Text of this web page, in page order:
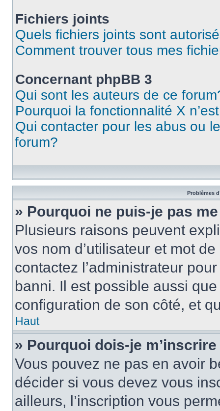
Fichiers joints
Quels fichiers joints sont
Comment trouver tous mes
Concernant phpBB 3
Qui sont les auteurs de ce
Pourquoi la fonctionnalité X
Qui contacter pour les abus ou
forum?
Problèmes
» Pourquoi ne puis-je pas
Plusieurs raisons peuvent
vos nom d’utilisateur et mot
contactez l’administrateur
banni. Il est possible aussi
configuration de son côté, et
Haut
» Pourquoi dois-je
Vous pouvez ne pas en avoir
décider si vous devez vous
ailleurs, l’inscription vous